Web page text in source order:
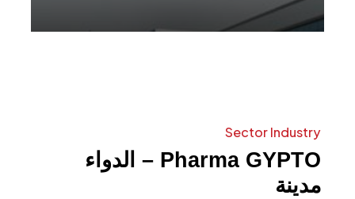
Industry
Sector
GYPTO
Pharma
– الدواء
مدينة